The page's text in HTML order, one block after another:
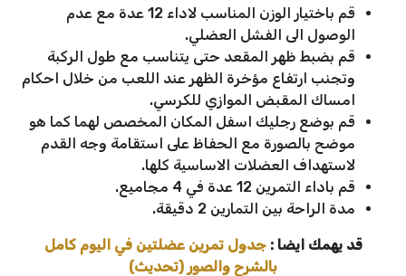
قم باختيار الوزن المناسب لاداء 12 عدة مع عدم
الوصول الى الفشل العضلي.
قم بضبط ظهر المقعد حتى يتناسب مع طول الركبة
وتجنب ارتفاع مؤخرة الظهر عند اللعب من خلال احكام
امساك المقبض الموازي للكرسي.
قم بوضع رجليك اسفل المكان المخصص لهما كما هو
موضح بالصورة مع الحفاظ على استقامة وجه القدم
لاستهداف العضلات الاساسية كلها.
قم باداء التمرين 12 عدة في 4 مجاميع.
مدة الراحة بين التمارين 2 دقيقة.
قد يهمك ايضا :جدول تمرين عضلتين في اليوم كامل
بالشرح والصور (تحديث)